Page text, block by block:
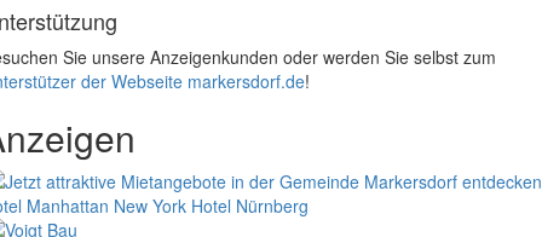
Sie unsere Anzeigenkunden oder werden Sie selbst zum
der Webseite markersdorf.de!
Manhattan New York Hotel Nürnberg